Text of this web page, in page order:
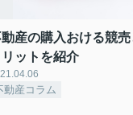
産の購入おける競
リットを紹介
動産コラム